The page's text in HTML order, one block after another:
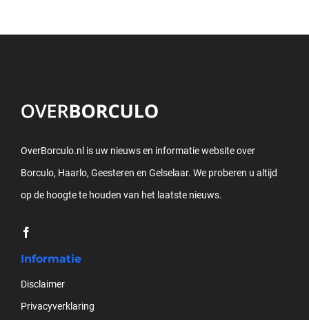
OverBorculo.nl is uw nieuws en informatie website over
Borculo, Haarlo, Geesteren en Gelselaar. We proberen u altijd
op de hoogte te houden van het laatste nieuws.
Informatie
Disclaimer
Privacyverklaring